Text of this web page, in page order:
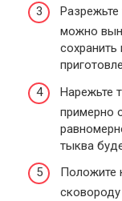
можно
сохранить
Нарежьте
примерно
тыква
Положите